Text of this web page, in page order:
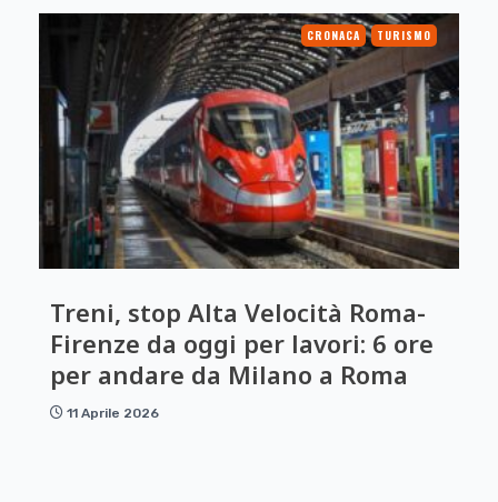
CRONACA TURISMO
Treni, stop Alta Velocità Roma-
Firenze da oggi per lavori: 6 ore
per andare da Milano a Roma
11 Aprile 2026